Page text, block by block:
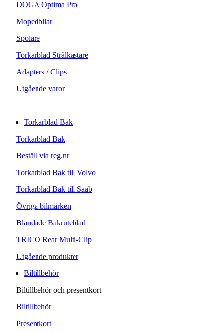
DOGA Optima Pro
Mopedbilar
Spolare
Torkarblad Strålkastare
Adapters / Clips
Utgående varor
Torkarblad Bak
Torkarblad Bak
Beställ via reg.nr
Torkarblad Bak till Volvo
Torkarblad Bak till Saab
Övriga bilmärken
Blandade Bakruteblad
TRICO Rear Multi-Clip
Utgående produkter
Biltillbehör
Biltillbehör och presentkort
Biltillbehör
Presentkort